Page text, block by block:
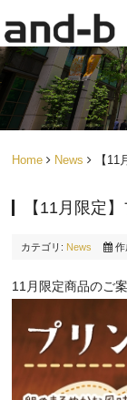
Home News 【11
【11月限定
カテゴリ: News 作
11月限定商品のご